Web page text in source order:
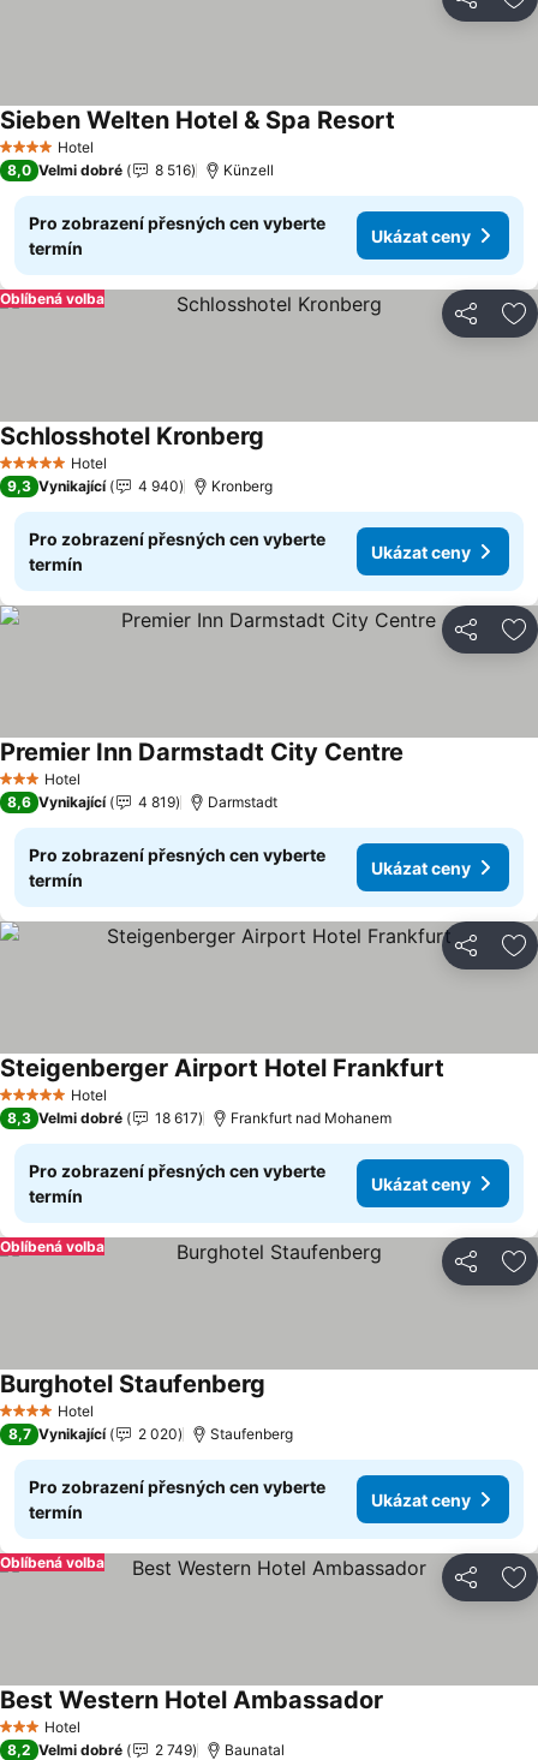
Sdílet
4 Počet hvězdiček
Hotel
Sieben Welten Hotel & Spa Resort
8,0 Velmi dobré 8 516 Künzell
Pro zobrazení přesných cen vyberte
termín
Ukázat ceny
Sdílet
Oblíbená volba
5 Počet hvězdiček
Hotel
Schlosshotel Kronberg
9,3 Vynikající 4 940 Kronberg
Pro zobrazení přesných cen vyberte
termín
Ukázat ceny
Sdílet
3 Počet hvězdiček
Hotel
Premier Inn Darmstadt City Centre
8,6 Vynikající 4 819 Darmstadt
Pro zobrazení přesných cen vyberte
termín
Ukázat ceny
Sdílet
5 Počet hvězdiček
Hotel
Steigenberger Airport Hotel Frankfurt
8,3 Velmi dobré 18 617 Frankfurt nad Mohanem
Pro zobrazení přesných cen vyberte
termín
Ukázat ceny
Sdílet
Oblíbená volba
4 Počet hvězdiček
Hotel
Burghotel Staufenberg
8,7 Vynikající 2 020 Staufenberg
Pro zobrazení přesných cen vyberte
termín
Ukázat ceny
Sdílet
Oblíbená volba
3 Počet hvězdiček
Hotel
Best Western Hotel Ambassador
8,2 Velmi dobré 2 749 Baunatal